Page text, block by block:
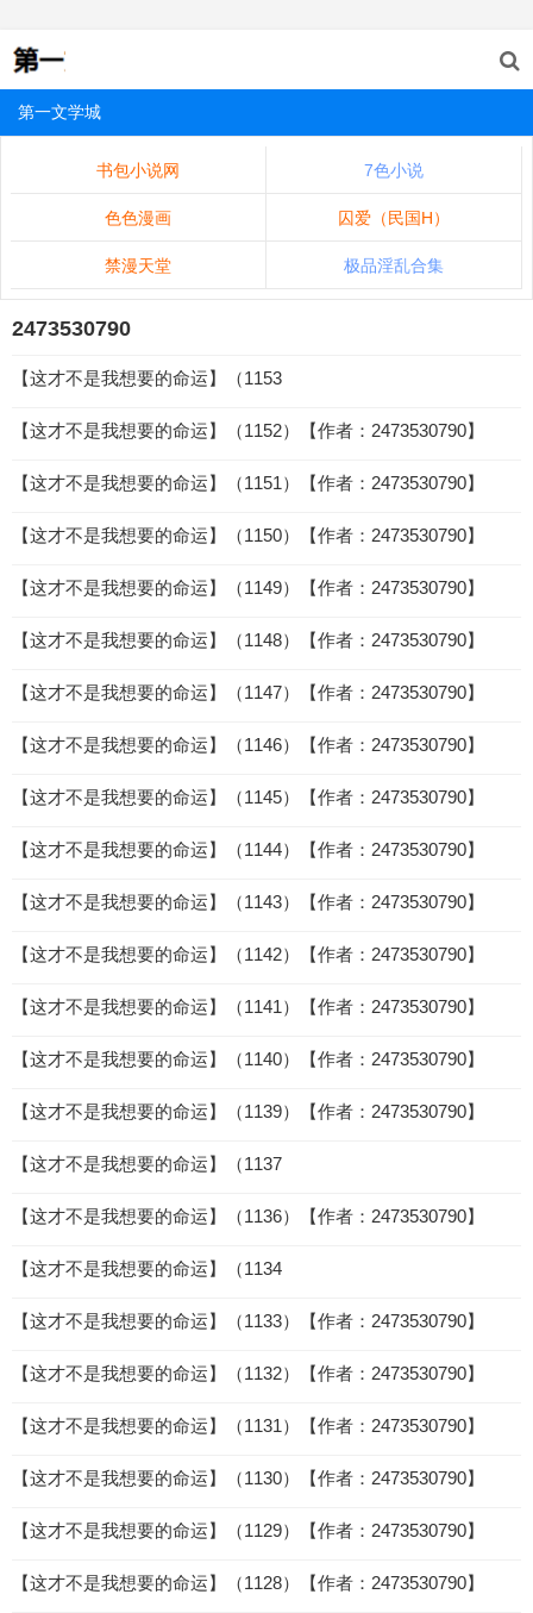
第一文学城
书包小说网 7色小说
色色漫画 囚爱（民国H）
禁漫天堂 极品淫乱合集
2473530790
【这才不是我想要的命运】（1153
【这才不是我想要的命运】（1152）【作者：2473530790】
【这才不是我想要的命运】（1151）【作者：2473530790】
【这才不是我想要的命运】（1150）【作者：2473530790】
【这才不是我想要的命运】（1149）【作者：2473530790】
【这才不是我想要的命运】（1148）【作者：2473530790】
【这才不是我想要的命运】（1147）【作者：2473530790】
【这才不是我想要的命运】（1146）【作者：2473530790】
【这才不是我想要的命运】（1145）【作者：2473530790】
【这才不是我想要的命运】（1144）【作者：2473530790】
【这才不是我想要的命运】（1143）【作者：2473530790】
【这才不是我想要的命运】（1142）【作者：2473530790】
【这才不是我想要的命运】（1141）【作者：2473530790】
【这才不是我想要的命运】（1140）【作者：2473530790】
【这才不是我想要的命运】（1139）【作者：2473530790】
【这才不是我想要的命运】（1137
【这才不是我想要的命运】（1136）【作者：2473530790】
【这才不是我想要的命运】（1134
【这才不是我想要的命运】（1133）【作者：2473530790】
【这才不是我想要的命运】（1132）【作者：2473530790】
【这才不是我想要的命运】（1131）【作者：2473530790】
【这才不是我想要的命运】（1130）【作者：2473530790】
【这才不是我想要的命运】（1129）【作者：2473530790】
【这才不是我想要的命运】（1128）【作者：2473530790】